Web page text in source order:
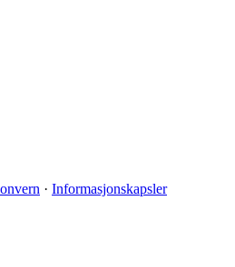
· Informasjonskapsler